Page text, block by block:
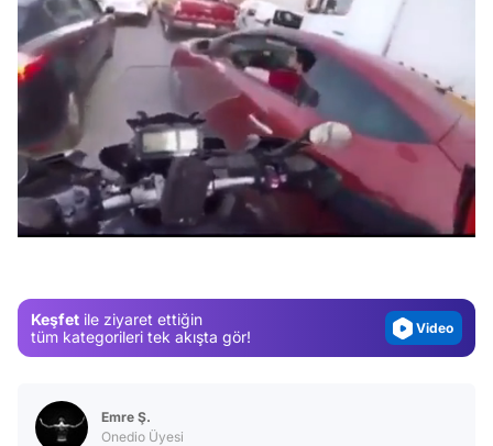
/
Keşfet ile ziyaret ettiğin
tüm kategorileri tek akışta gör!
Video
Test
Video
Emre Ş.
Onedio Üyesi